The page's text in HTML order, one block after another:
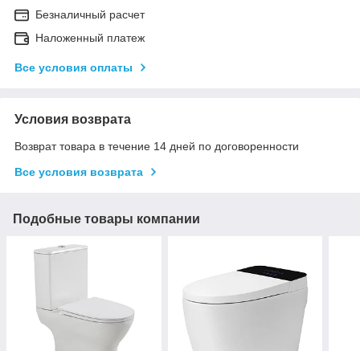
Безналичный расчет
Наложенный платеж
Все условия оплаты
Условия возврата
Возврат товара в течение 14 дней по договоренности
Все условия возврата
Подобные товары компании